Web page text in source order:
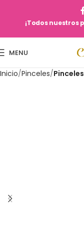
¡Todos nuestros
MENU
Inicio Pinceles